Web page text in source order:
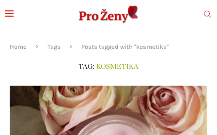
Home Tags Posts tagged with "kosmetika"
TAG: KOSMETIKA